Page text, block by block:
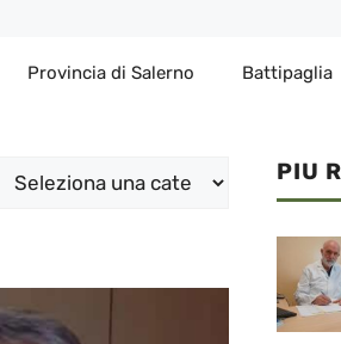
Provincia di Salerno Battipaglia
Categorie PIU